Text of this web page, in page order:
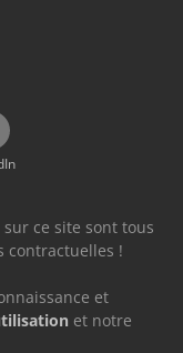
ce site sont tous
contractuelles !
et
et notre